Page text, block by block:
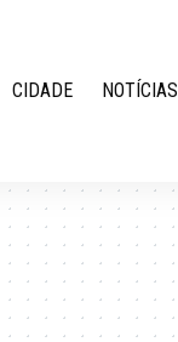
CIDADE NOTÍCIAS